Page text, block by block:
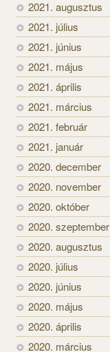
2021. augusztus
2021. július
2021. június
2021. május
2021. április
2021. március
2021. február
2021. január
2020. december
2020. november
2020. október
2020. szeptember
2020. augusztus
2020. július
2020. június
2020. május
2020. április
2020. március